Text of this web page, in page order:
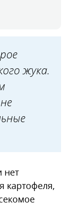
жука.
нет
картофеля,